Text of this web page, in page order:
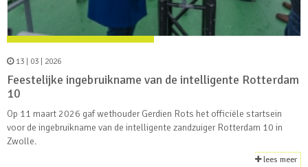
13 | 03 | 2026
Feestelijke ingebruikname van de intelligente Rotterdam
10
Op 11 maart 2026 gaf wethouder Gerdien Rots het officiële startsein
voor de ingebruikname van de intelligente zandzuiger Rotterdam 10 in
Zwolle.
lees meer